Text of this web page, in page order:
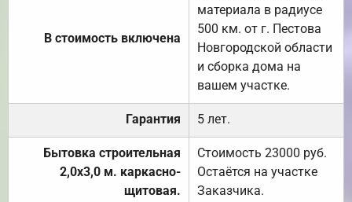
В стоимость включена
материала в радиусе
500 км. от г. Пестова
Новгородской области
и сборка дома на
вашем участке.
Гарантия 5 лет.
Бытовка строительная
2,0х3,0 м. каркасно-
щитовая.
Стоимость 23000 руб.
Остаётся на участке
Заказчика.